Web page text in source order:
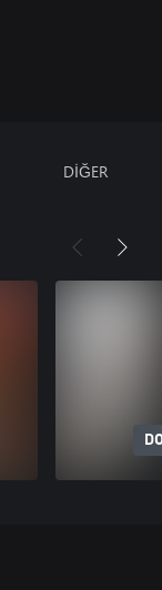
DİĞER